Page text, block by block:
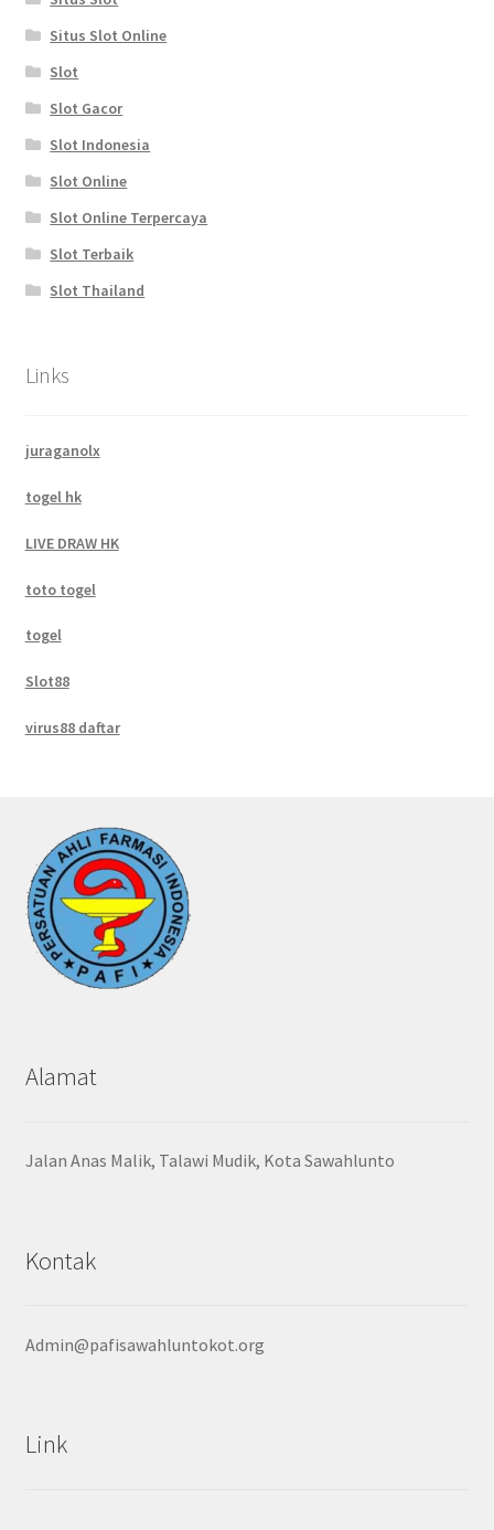
Situs Slot Online
Slot
Slot Gacor
Slot Indonesia
Slot Online
Slot Online Terpercaya
Slot Terbaik
Slot Thailand
Links
juraganolx
togel hk
LIVE DRAW HK
toto togel
togel
Slot88
virus88 daftar
Alamat
Jalan Anas Malik, Talawi Mudik, Kota Sawahlunto
Kontak
Admin@pafisawahluntokot.org
Link